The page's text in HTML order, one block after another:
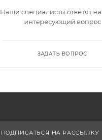
Наши специалисты ответят
интересующий вопрос
ЗАДАТЬ ВОПРОС
ПОДПИСАТЬСЯ НА РАССЫЛКУ